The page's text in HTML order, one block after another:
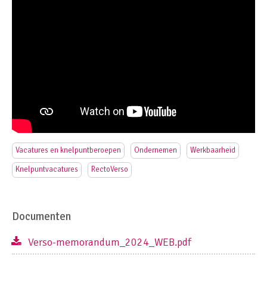
Vacatures en knelpuntberoepen Ondernemen Werkbaarheid
Knelpuntvacatures RectoVerso
Documenten
Verso-memorandum_2024_WEB.pdf